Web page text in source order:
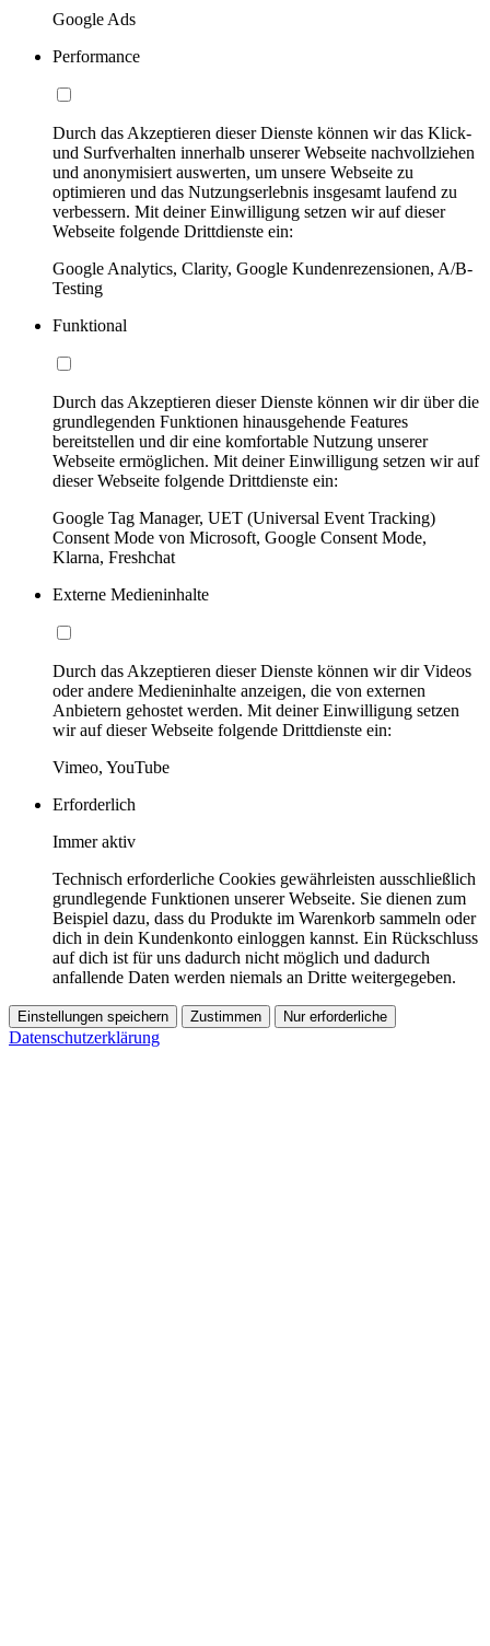
Google Ads
Performance
Durch das Akzeptieren dieser Dienste können wir das Klick-
und Surfverhalten innerhalb unserer Webseite nachvollziehen
und anonymisiert auswerten, um unsere Webseite zu
optimieren und das Nutzungserlebnis insgesamt laufend zu
verbessern. Mit deiner Einwilligung setzen wir auf dieser
Webseite folgende Drittdienste ein:
Google Analytics, Clarity, Google Kundenrezensionen, A/B-
Testing
Funktional
Durch das Akzeptieren dieser Dienste können wir dir über die
grundlegenden Funktionen hinausgehende Features
bereitstellen und dir eine komfortable Nutzung unserer
Webseite ermöglichen. Mit deiner Einwilligung setzen wir auf
dieser Webseite folgende Drittdienste ein:
Google Tag Manager, UET (Universal Event Tracking)
Consent Mode von Microsoft, Google Consent Mode,
Klarna, Freshchat
Externe Medieninhalte
Durch das Akzeptieren dieser Dienste können wir dir Videos
oder andere Medieninhalte anzeigen, die von externen
Anbietern gehostet werden. Mit deiner Einwilligung setzen
wir auf dieser Webseite folgende Drittdienste ein:
Vimeo, YouTube
Erforderlich
Immer aktiv
Technisch erforderliche Cookies gewährleisten ausschließlich
grundlegende Funktionen unserer Webseite. Sie dienen zum
Beispiel dazu, dass du Produkte im Warenkorb sammeln oder
dich in dein Kundenkonto einloggen kannst. Ein Rückschluss
auf dich ist für uns dadurch nicht möglich und dadurch
anfallende Daten werden niemals an Dritte weitergegeben.
Einstellungen speichern Zustimmen Nur erforderliche
Datenschutzerklärung